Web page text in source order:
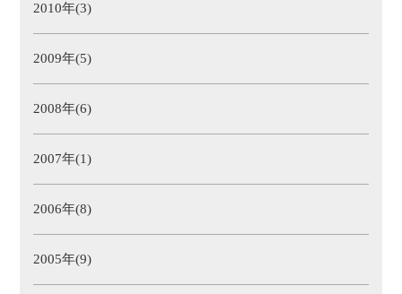
2010年(3)
2009年(5)
2008年(6)
2007年(1)
2006年(8)
2005年(9)